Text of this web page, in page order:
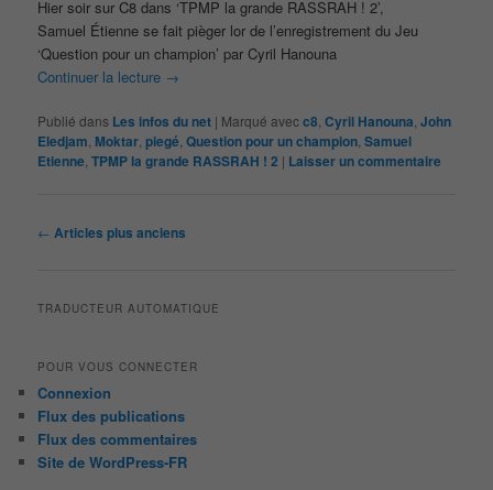
Hier soir sur C8 dans ‘TPMP la grande RASSRAH ! 2’,
Samuel Étienne se fait pièger lor de l’enregistrement du Jeu
‘Question pour un champion’ par Cyril Hanouna
Continuer la lecture →
Publié dans Les infos du net | Marqué avecc8 ,Cyril Hanouna ,John
Eledjam Moktar ,piegé ,Question pour un champion ,Samuel
Etienne ,TPMP la grande RASSRAH ! 2 | Laisser un commentaire
Navigation
← Articles plus anciens
TRADUCTEUR AUTOMATIQUE
POUR VOUS CONNECTER
Connexion
Flux des publications
Flux des commentaires
Site de WordPress-FR